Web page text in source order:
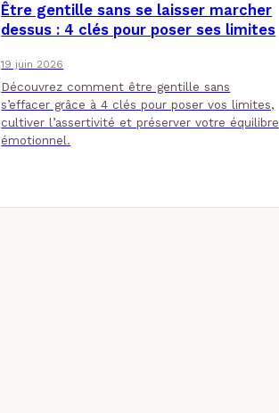
Être gentille sans se laisser marcher
dessus : 4 clés pour poser ses limites
19 juin 2026
Découvrez comment être gentille sans
s’effacer grâce à 4 clés pour poser vos limites,
cultiver l’assertivité et préserver votre équilibre
émotionnel.